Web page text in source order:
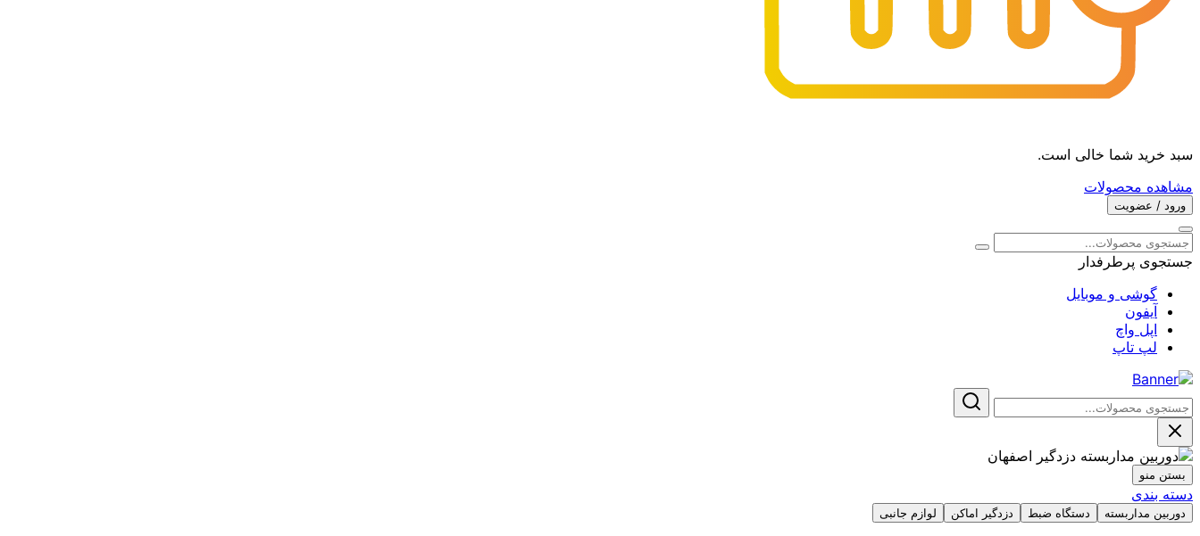
سبد خرید شما خالی است.
مشاهده محصولات
ورود / عضویت
جستجوی پرطرفدار
گوشی و موبایل
آیفون
اپل واچ
لپ تاپ
بستن منو
دسته بندی
دوربین مداربسته دستگاه ضبط دزدگیر اماکن لوازم جانبی